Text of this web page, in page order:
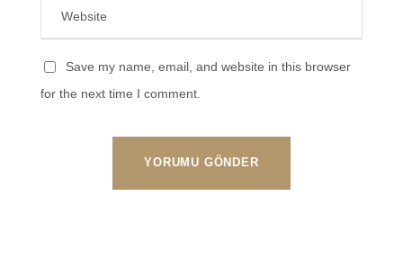
Save my name, email, and website in this browser
for the next time I comment.